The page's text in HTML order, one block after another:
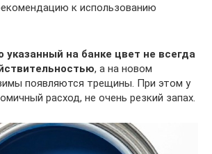
к использованию
указанный на банке цвет не всегда
, а на новом
появляются трещины. При этом у
расход, не очень резкий запах.